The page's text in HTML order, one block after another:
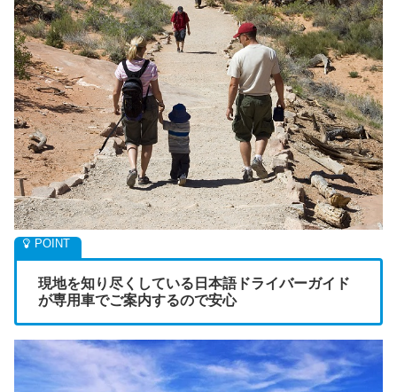
現地を知り尽くしている日本語ドライバーガイド
が専用車でご案内するので安心